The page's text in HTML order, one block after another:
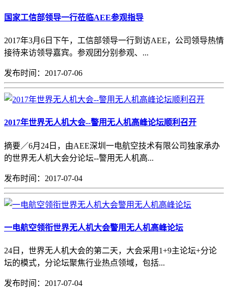
国家工信部领导一行莅临AEE参观指导
2017年3月6日下午，工信部领导一行到访AEE，公司领导热情
接待来访领导嘉宾。参观团分别参观、...
发布时间：2017-07-06
2017年世界无人机大会--警用无人机高峰论坛顺利召开
摘要／6月24日，由AEE深圳一电航空技术有限公司独家承办
的世界无人机大会分论坛--警用无人机高...
发布时间：2017-07-04
一电航空领衔世界无人机大会警用无人机高峰论坛
24日，世界无人机大会的第二天，大会采用1+9主论坛+分论
坛的模式，分论坛聚焦行业热点领域，包括...
发布时间：2017-07-04